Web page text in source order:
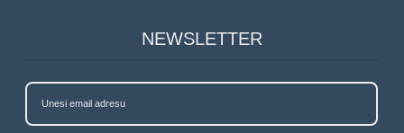
NEWSLETTER